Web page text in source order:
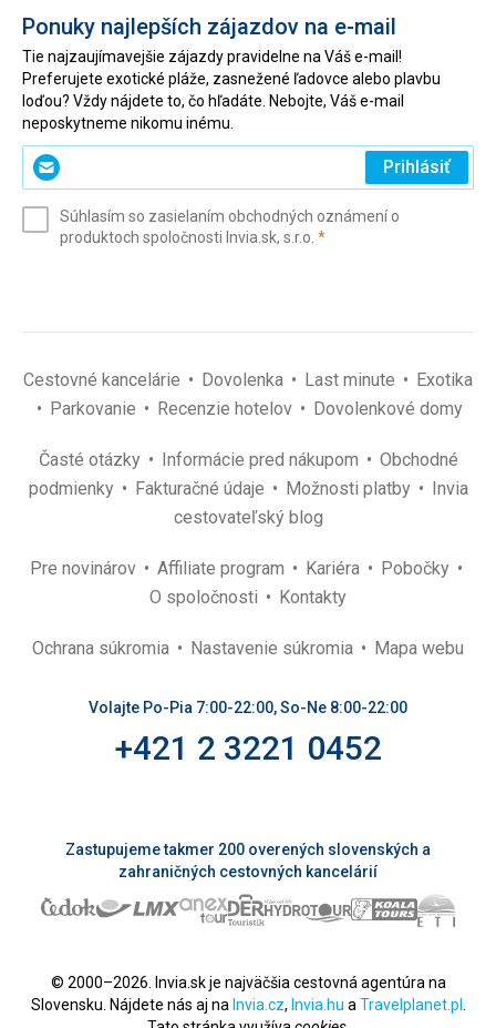
Ponuky najlepších zájazdov na e-mail
Tie najzaujímavejšie zájazdy pravidelne na Váš e-mail!
Preferujete exotické pláže, zasnežené ľadovce alebo plavbu
loďou? Vždy nájdete to, čo hľadáte. Nebojte, Váš e-mail
neposkytneme nikomu inému.
Zadajte
svoj
(povinné)
Prihlásiť
Súhlasím so zasielaním obchodných oznámení o
produktoch spoločnosti Invia.sk, s.r.o. *(povinné)
Cestovné kancelárie Dovolenka Last minute
Exotika
Parkovanie
Recenzie hotelov Dovolenkové domy
Časté otázky Informácie pred nákupom
Obchodné
podmienky
Fakturačné údaje Možnosti platby
Invia
cestovateľský blog
Pre novinárov Affiliate program Kariéra
Pobočky
O spoločnosti
Kontakty
Ochrana súkromia Nastavenie súkromia Mapa webu
Volajte Po-Pia 7:00-22:00, So-Ne 8:00-22:00
+421 2 3221 0452
Zastupujeme takmer 200 overených slovenských a
zahraničných cestovných kancelárií
© 2000–2026. Invia.sk je najväčšia cestovná agentúra na
Slovensku. Nájdete nás aj na Invia.cz, Invia.hu a Travelplanet.pl